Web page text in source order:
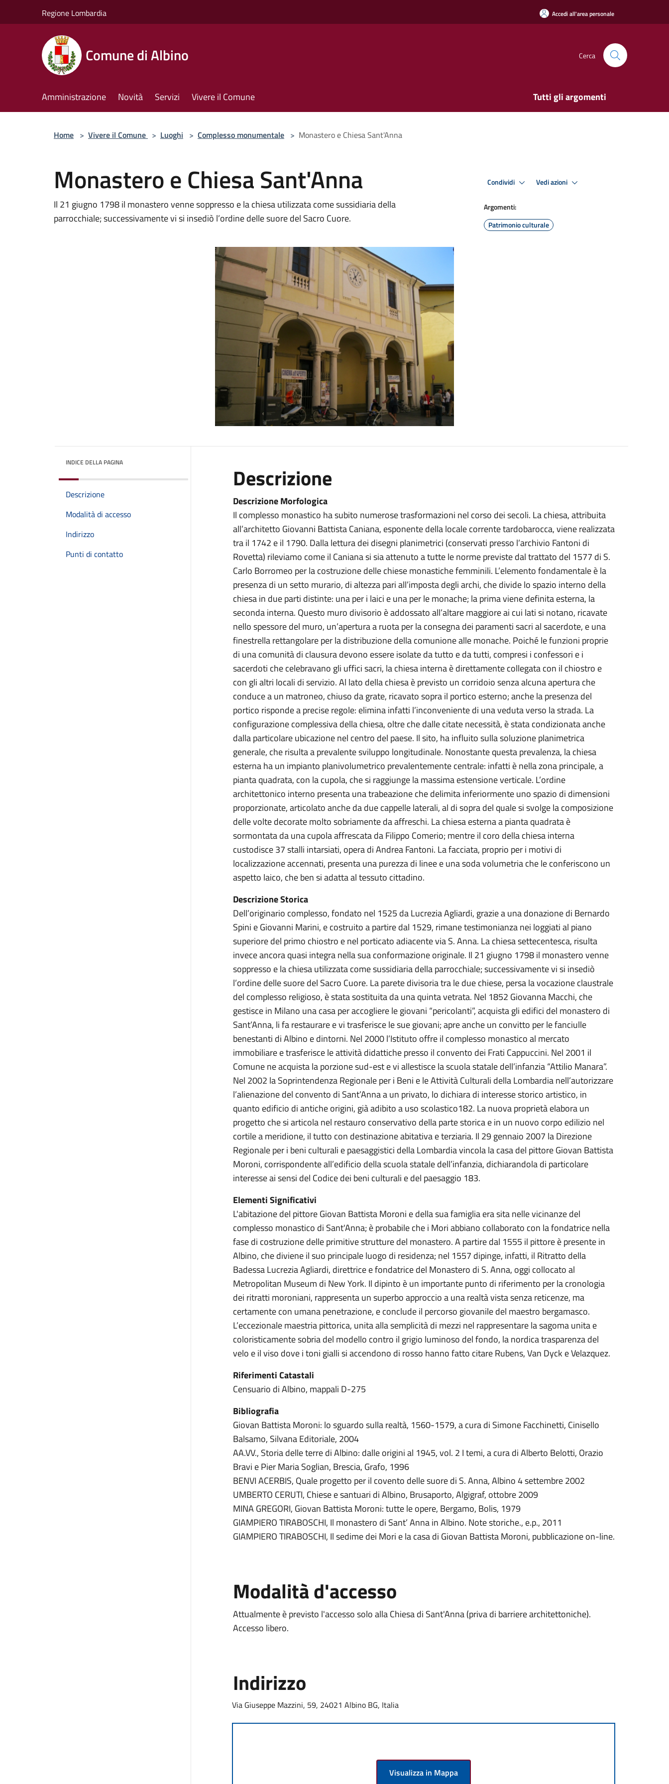
Regione Lombardia Accedi all'area personale
Comune di Albino Cerca
Amministrazione Novità Servizi Vivere il Comune Tutti gli argomenti
Home > Vivere il Comune > Luoghi > Complesso monumentale > Monastero e Chiesa Sant'Anna
Monastero e Chiesa Sant'Anna
Il 21 giugno 1798 il monastero venne soppresso e la chiesa utilizzata come sussidiaria della
parrocchiale; successivamente vi si insediò l’ordine delle suore del Sacro Cuore.
Condividi Vedi azioni
Argomenti:
Patrimonio culturale
INDICE DELLA PAGINA
Descrizione
Modalità di accesso
Indirizzo
Punti di contatto
Descrizione
Descrizione Morfologica
Il complesso monastico ha subito numerose trasformazioni nel corso dei secoli. La chiesa, attribuita
all’architetto Giovanni Battista Caniana, esponente della locale corrente tardobarocca, viene realizzata
tra il 1742 e il 1790. Dalla lettura dei disegni planimetrici (conservati presso l’archivio Fantoni di
Rovetta) rileviamo come il Caniana si sia attenuto a tutte le norme previste dal trattato del 1577 di S.
Carlo Borromeo per la costruzione delle chiese monastiche femminili. L’elemento fondamentale è la
presenza di un setto murario, di altezza pari all’imposta degli archi, che divide lo spazio interno della
chiesa in due parti distinte: una per i laici e una per le monache; la prima viene definita esterna, la
seconda interna. Questo muro divisorio è addossato all’altare maggiore ai cui lati si notano, ricavate
nello spessore del muro, un’apertura a ruota per la consegna dei paramenti sacri al sacerdote, e una
finestrella rettangolare per la distribuzione della comunione alle monache. Poiché le funzioni proprie
di una comunità di clausura devono essere isolate da tutto e da tutti, compresi i confessori e i
sacerdoti che celebravano gli uffici sacri, la chiesa interna è direttamente collegata con il chiostro e
con gli altri locali di servizio. Al lato della chiesa è previsto un corridoio senza alcuna apertura che
conduce a un matroneo, chiuso da grate, ricavato sopra il portico esterno; anche la presenza del
portico risponde a precise regole: elimina infatti l’inconveniente di una veduta verso la strada. La
configurazione complessiva della chiesa, oltre che dalle citate necessità, è stata condizionata anche
dalla particolare ubicazione nel centro del paese. Il sito, ha influito sulla soluzione planimetrica
generale, che risulta a prevalente sviluppo longitudinale. Nonostante questa prevalenza, la chiesa
esterna ha un impianto planivolumetrico prevalentemente centrale: infatti è nella zona principale, a
pianta quadrata, con la cupola, che si raggiunge la massima estensione verticale. L’ordine
architettonico interno presenta una trabeazione che delimita inferiormente uno spazio di dimensioni
proporzionate, articolato anche da due cappelle laterali, al di sopra del quale si svolge la composizione
delle volte decorate molto sobriamente da affreschi. La chiesa esterna a pianta quadrata è
sormontata da una cupola affrescata da Filippo Comerio; mentre il coro della chiesa interna
custodisce 37 stalli intarsiati, opera di Andrea Fantoni. La facciata, proprio per i motivi di
localizzazione accennati, presenta una purezza di linee e una soda volumetria che le conferiscono un
aspetto laico, che ben si adatta al tessuto cittadino.
Descrizione Storica
Dell’originario complesso, fondato nel 1525 da Lucrezia Agliardi, grazie a una donazione di Bernardo
Spini e Giovanni Marini, e costruito a partire dal 1529, rimane testimonianza nei loggiati al piano
superiore del primo chiostro e nel porticato adiacente via S. Anna. La chiesa settecentesca, risulta
invece ancora quasi integra nella sua conformazione originale. Il 21 giugno 1798 il monastero venne
soppresso e la chiesa utilizzata come sussidiaria della parrocchiale; successivamente vi si insediò
l’ordine delle suore del Sacro Cuore. La parete divisoria tra le due chiese, persa la vocazione claustrale
del complesso religioso, è stata sostituita da una quinta vetrata. Nel 1852 Giovanna Macchi, che
gestisce in Milano una casa per accogliere le giovani “pericolanti”, acquista gli edifici del monastero di
Sant’Anna, li fa restaurare e vi trasferisce le sue giovani; apre anche un convitto per le fanciulle
benestanti di Albino e dintorni. Nel 2000 l’Istituto offre il complesso monastico al mercato
immobiliare e trasferisce le attività didattiche presso il convento dei Frati Cappuccini. Nel 2001 il
Comune ne acquista la porzione sud-est e vi allestisce la scuola statale dell’infanzia “Attilio Manara”.
Nel 2002 la Soprintendenza Regionale per i Beni e le Attività Culturali della Lombardia nell’autorizzare
l’alienazione del convento di Sant’Anna a un privato, lo dichiara di interesse storico artistico, in
quanto edificio di antiche origini, già adibito a uso scolastico182. La nuova proprietà elabora un
progetto che si articola nel restauro conservativo della parte storica e in un nuovo corpo edilizio nel
cortile a meridione, il tutto con destinazione abitativa e terziaria. Il 29 gennaio 2007 la Direzione
Regionale per i beni culturali e paesaggistici della Lombardia vincola la casa del pittore Giovan Battista
Moroni, corrispondente all’edificio della scuola statale dell’infanzia, dichiarandola di particolare
interesse ai sensi del Codice dei beni culturali e del paesaggio 183.
Elementi Significativi
L'abitazione del pittore Giovan Battista Moroni e della sua famiglia era sita nelle vicinanze del
complesso monastico di Sant'Anna; è probabile che i Mori abbiano collaborato con la fondatrice nella
fase di costruzione delle primitive strutture del monastero. A partire dal 1555 il pittore è presente in
Albino, che diviene il suo principale luogo di residenza; nel 1557 dipinge, infatti, il Ritratto della
Badessa Lucrezia Agliardi, direttrice e fondatrice del Monastero di S. Anna, oggi collocato al
Metropolitan Museum di New York. Il dipinto è un importante punto di riferimento per la cronologia
dei ritratti moroniani, rappresenta un superbo approccio a una realtà vista senza reticenze, ma
certamente con umana penetrazione, e conclude il percorso giovanile del maestro bergamasco.
L’eccezionale maestria pittorica, unita alla semplicità di mezzi nel rappresentare la sagoma unita e
coloristicamente sobria del modello contro il grigio luminoso del fondo, la nordica trasparenza del
velo e il viso dove i toni gialli si accendono di rosso hanno fatto citare Rubens, Van Dyck e Velazquez.
Riferimenti Catastali
Censuario di Albino, mappali D-275
Bibliografia
Giovan Battista Moroni: lo sguardo sulla realtà, 1560-1579, a cura di Simone Facchinetti, Cinisello
Balsamo, Silvana Editoriale, 2004
AA.VV., Storia delle terre di Albino: dalle origini al 1945, vol. 2 I temi, a cura di Alberto Belotti, Orazio
Bravi e Pier Maria Soglian, Brescia, Grafo, 1996
BENVI ACERBIS, Quale progetto per il covento delle suore di S. Anna, Albino 4 settembre 2002
UMBERTO CERUTI, Chiese e santuari di Albino, Brusaporto, Algigraf, ottobre 2009
MINA GREGORI, Giovan Battista Moroni: tutte le opere, Bergamo, Bolis, 1979
GIAMPIERO TIRABOSCHI, Il monastero di Sant’ Anna in Albino. Note storiche., e.p., 2011
GIAMPIERO TIRABOSCHI, Il sedime dei Mori e la casa di Giovan Battista Moroni, pubblicazione on-line.
Modalità d'accesso
Attualmente è previsto l'accesso solo alla Chiesa di Sant'Anna (priva di barriere architettoniche).
Accesso libero.
Indirizzo
Via Giuseppe Mazzini, 59, 24021 Albino BG, Italia
Visualizza in Mappa